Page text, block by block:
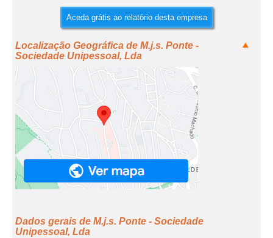
Aceda grátis ao relatório desta empresa
Localização Geográfica de M.j.s. Ponte -
Sociedade Unipessoal, Lda
Dados gerais de M.j.s. Ponte - Sociedade
Unipessoal, Lda